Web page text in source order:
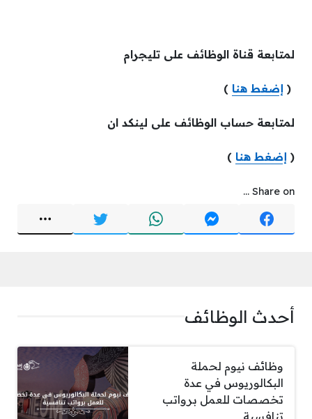
لمتابعة قناة الوظائف على تليجرام
( إضغط هنا )
لمتابعة حساب الوظائف على لينكد ان
( إضغط هنا )
Share on ...
أحدث الوظائف
وظائف نيوم لحملة
البكالوريوس في عدة
تخصصات للعمل برواتب
تنافسية